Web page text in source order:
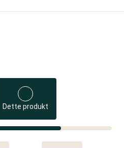
Dette produkt